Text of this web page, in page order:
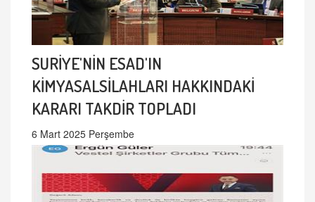
SURİYE'NİN ESAD'IN
KİMYASALSİLAHLARI HAKKINDAKİ
KARARI TAKDİR TOPLADI
6 Mart 2025 Perşembe